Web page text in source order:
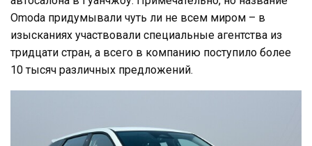
Omoda придумывали чуть ли не всем миром – в
изысканиях участвовали специальные агентства из
тридцати стран, а всего в компанию поступило более
10 тысяч различных предложений.